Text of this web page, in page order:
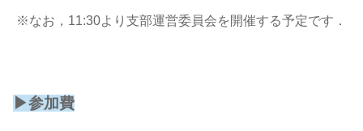
※なお，11:30より支部運営委員会を開催する予定です．
▶参加費